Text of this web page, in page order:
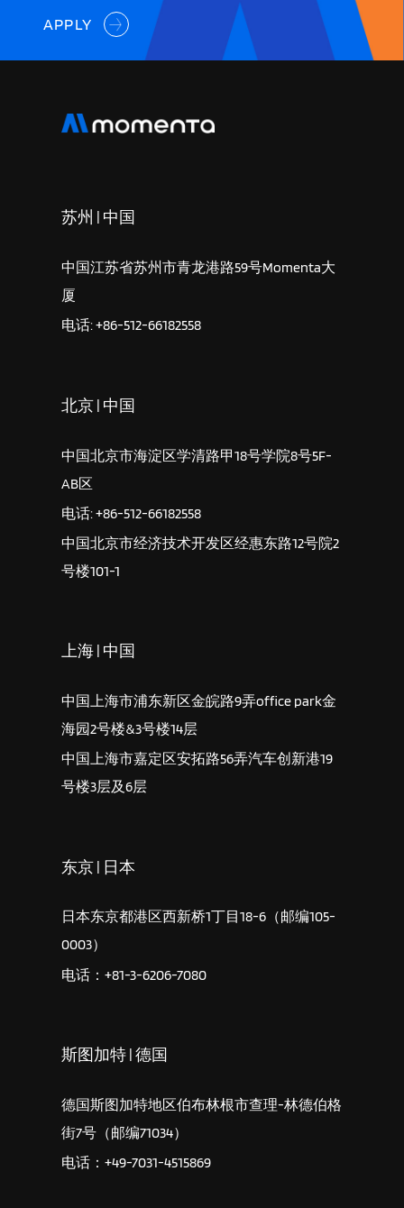
APPLY
苏州 | 中国
中国江苏省苏州市青龙港路59号Momenta大
厦
电话: +86-512-66182558
北京 | 中国
中国北京市海淀区学清路甲18号学院8号5F-
AB区
电话: +86-512-66182558
中国北京市经济技术开发区经惠东路12号院2
号楼101-1
上海 | 中国
中国上海市浦东新区金皖路9弄office park金
海园2号楼&3号楼14层
中国上海市嘉定区安拓路56弄汽车创新港19
号楼3层及6层
东京 | 日本
日本东京都港区西新桥1丁目18-6（邮编105-
0003）
电话：+81-3-6206-7080
斯图加特 | 德国
德国斯图加特地区伯布林根市查理-林德伯格
街7号（邮编71034）
电话：+49-7031-4515869